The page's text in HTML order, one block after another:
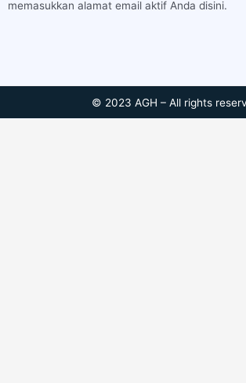
memasukkan alamat email aktif Anda disini.
© 2023 AGH – All rights